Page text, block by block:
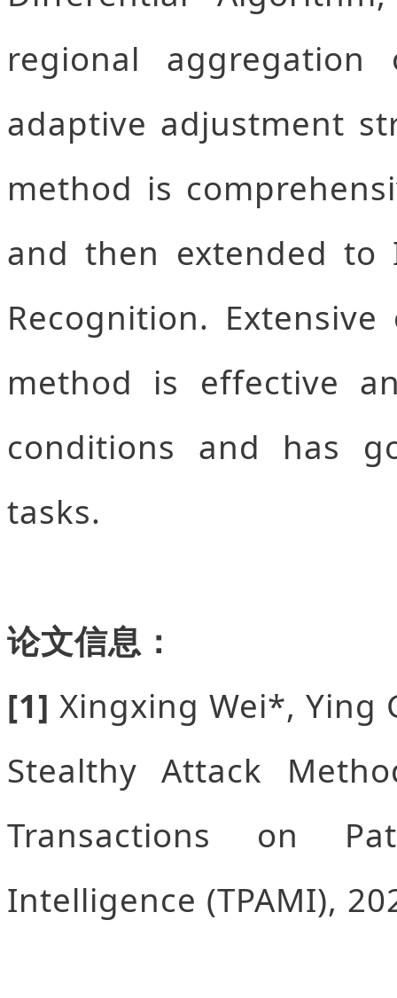
regional
adaptive adjustment
method is
and then extended to
Recognition.
method is effective
conditions and has
tasks.
论文信息：
[1]Xingxing Wei*, Ying
Stealthy Attack
Transactions on
Intelligence (TPAMI),